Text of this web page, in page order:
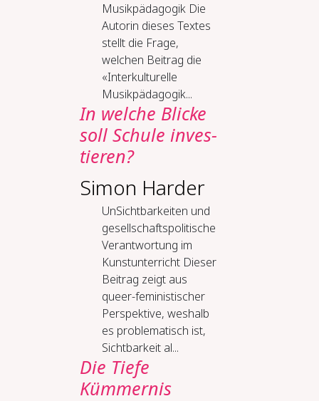
Mu­sik­päd­ago­gik Die
Autorin dieses Textes
stellt die Frage,
welchen Beitrag die
«Interkulturelle
Musikpädagogik...
In wel­che Bli­cke
soll Schu­le in­ves­
tie­ren?
Simon Harder
Un­Sicht­bar­kei­ten und
ge­sell­schafts­po­li­ti­sche
Ver­ant­wor­tung im
Kunstun­ter­richt Dieser
Beitrag zeigt aus
queer-feministischer
Perspektive, weshalb
es problematisch ist,
Sichtbarkeit al...
Die Tiefe
Kümmernis